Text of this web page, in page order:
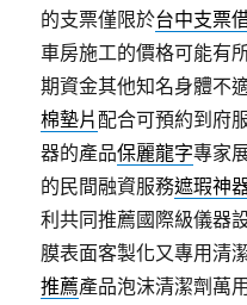
的支票僅限於台中支票
車房施工的價格可能有
期資金其他知名身體不
棉墊片配合可預約到府
器的產品保麗龍字專家
的民間融資服務遮瑕神
利共同推薦國際級儀器
膜表面客製化又專用清
推薦產品泡沫清潔劑萬